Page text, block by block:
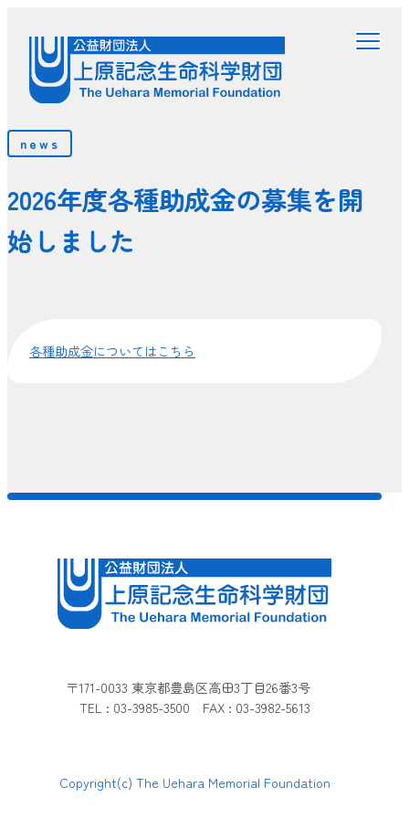
2026年度各種助成金の募集を開
始しました
news
各種助成金についてはこちら
〒171-0033 東京都豊島区高田3丁目26番3号
TEL : 03-3985-3500 FAX : 03-3982-5613
Copyright(c) The Uehara Memorial Foundation